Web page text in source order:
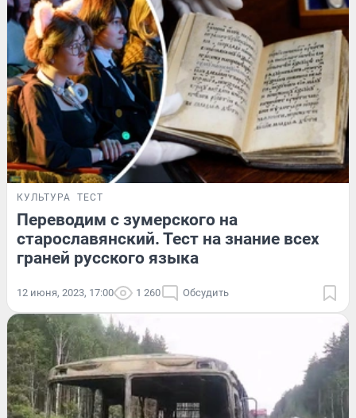
КУЛЬТУРА ТЕСТ
Переводим с зумерского на
старославянский. Тест на знание всех
граней русского языка
12 июня, 2023, 17:00 1 260 Обсудить